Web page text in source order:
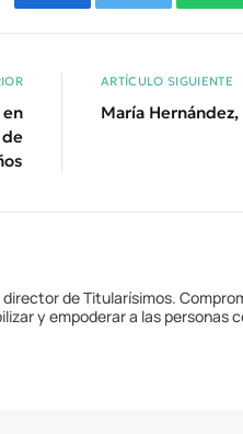
Facebook Twitter
en
ARTÍCULO SIGUIENTE
María Hernández,
de Titularísimos.
y empoderar a las personas